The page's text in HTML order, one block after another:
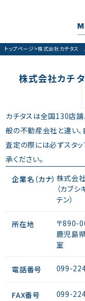
トップページ>株式会社カチタス
株式会社カチ
カチタスは全国130店
般の不動産会社と違い、
査定の際には必ずスタ
承ください。
企業名（カナ） 株式会
（カブ
テン）
所在地
〒890-
鹿児島
室
電話番号 099-
FAX番号 099-